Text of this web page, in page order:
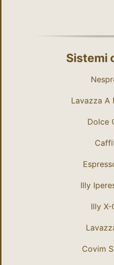
Sistemi
Lavazza A
Dolce
Illy
Illy X-
Covim